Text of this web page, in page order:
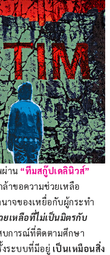
ผ่าน “ทีมสกู๊ปเดลินิวส์”
าขอความช่วยเหลือ
าจของเหยื่อกับผู้กระทำ
ยเหลือที่ไม่เป็นมิตรกับ
บการณ์ที่ติดตามศึกษา
ระบบที่มีอยู่ เป็นเหมือนสิ่ง